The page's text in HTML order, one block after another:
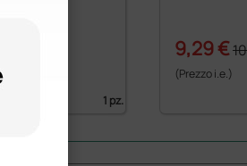
1 pz.
9,29 €
(Prezzo i.e.)